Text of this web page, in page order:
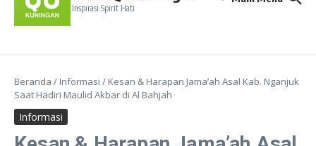
Inspirasi Spirit Hati
Beranda / Informasi / Kesan & Harapan Jama’ah Asal Kab. Nganjuk
Saat Hadiri Maulid Akbar di Al Bahjah
Informasi